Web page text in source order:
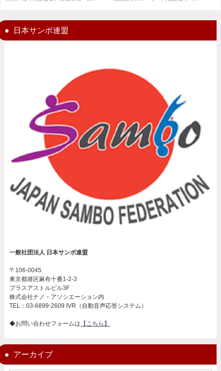
日本サンボ連盟
一般社団法人 日本サンボ連盟
〒106-0045
東京都港区麻布十番1-2-3
プラスアストルビル3F
株式会社ナノ・アソシエーション内
TEL：03-6899-2609 IVR（自動音声応答システム）
◆お問い合わせフォームは 【こちら】
アーカイブ